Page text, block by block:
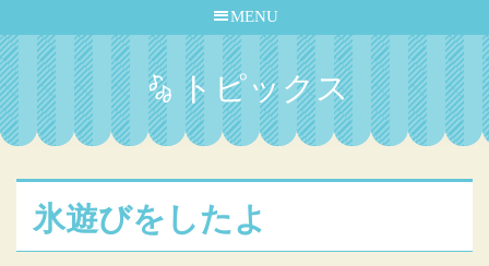
MENU
トピックス
氷遊びをしたよ